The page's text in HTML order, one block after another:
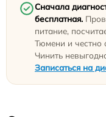
Сначала
бесплатная.
питание,
Тюмени и честно
Чинить
Записаться на